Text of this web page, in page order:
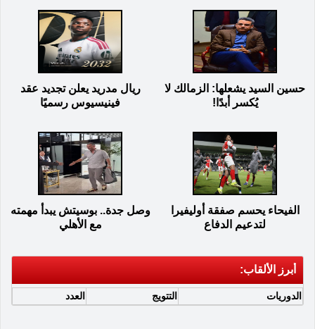
حسين السيد يشعلها: الزمالك لا
يُكسر أبدًا!
ريال مدريد يعلن تجديد عقد
فينيسيوس رسميًا
الفيحاء يحسم صفقة أوليفيرا
لتدعيم الدفاع
وصل جدة.. بوسيتش يبدأ مهمته
مع الأهلي
أبرز الألقاب:
الدوريات التتويج العدد